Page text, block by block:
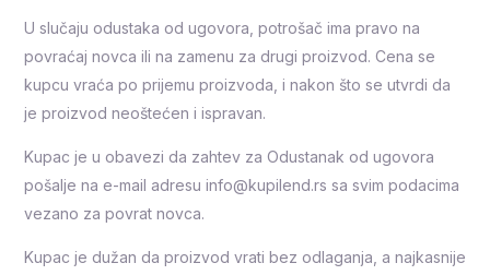
U slučaju odustaka od ugovora, potrošač ima pravo na
povraćaj novca ili na zamenu za drugi proizvod. Cena se
kupcu vraća po prijemu proizvoda, i nakon što se utvrdi da
je proizvod neoštećen i ispravan.
Kupac je u obavezi da zahtev za Odustanak od ugovora
pošalje na e-mail adresu info@kupilend.rs sa svim podacima
vezano za povrat novca.
Kupac je dužan da proizvod vrati bez odlaganja, a najkasnije